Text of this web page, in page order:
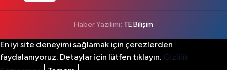
Haber Yazılımı: TE Bilişim
En iyi site deneyimi sağlamak için çerezlerden
faydalanıyoruz. Detaylar için lütfen tıklayın. Gizlilik